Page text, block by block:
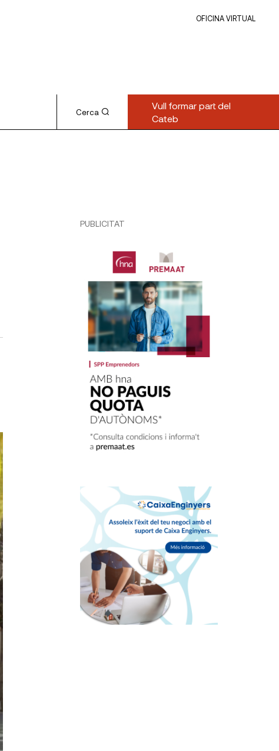
OFICINA VIRTUAL
Cerca
Vull formar part del
Cateb
PUBLICITAT